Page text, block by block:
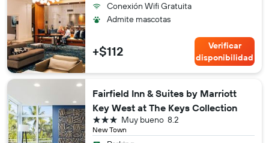
Conexión Wifi Gratuita
Admite mascotas
+$112
Verificar
disponibilidad
Fairfield Inn & Suites by Marriott
Key West at The Keys Collection
New Town
8.2
Muy bueno
3 estrellas